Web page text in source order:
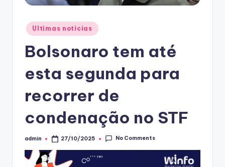
Posted
in
Ultimas noticias
Bolsonaro tem até
esta segunda para
recorrer de
condenação no STF
Posted
admin 27/10/2025 No Comments